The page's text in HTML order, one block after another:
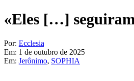
«Eles […]
Por: Ecclesia
Em: 1 de outubro de 2025
Em: Jerônimo, SOPHIA